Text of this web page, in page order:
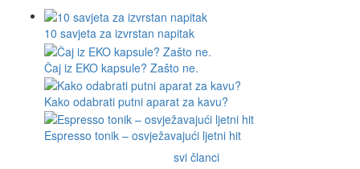
10 savjeta za izvrstan napitak
Čaj iz EKO kapsule? Zašto ne.
Kako odabrati putni aparat za kavu?
Espresso tonik – osvježavajući ljetni hit
svi članci